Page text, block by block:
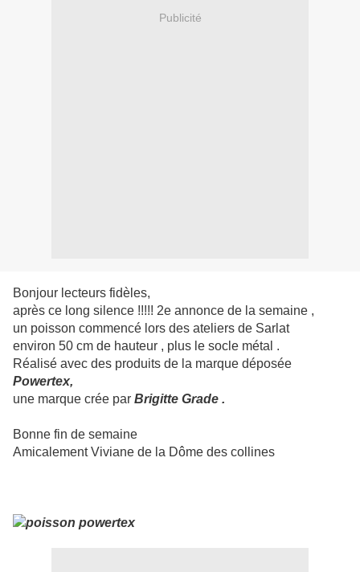
Publicité
Bonjour lecteurs fidèles,
après ce long silence !!!!! 2e annonce de la semaine ,
un poisson commencé lors des ateliers de Sarlat
environ 50 cm de hauteur , plus le socle métal .
Réalisé avec des produits de la marque déposée
Powertex,
une marque crée par Brigitte Grade .
Bonne fin de semaine
Amicalement Viviane de la Dôme des collines